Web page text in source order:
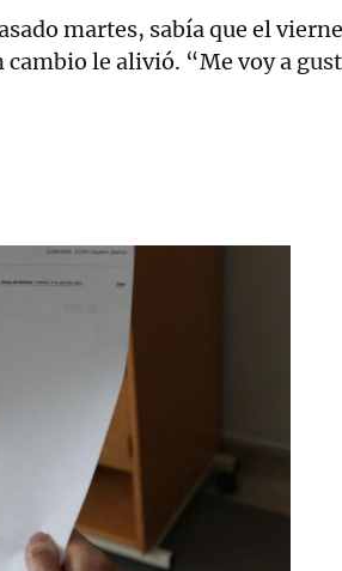
martes, sabía que el
le alivió. “Me voy a